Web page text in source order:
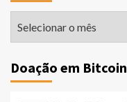
Doação em Bitcoin